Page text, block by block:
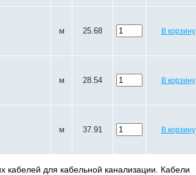
м 25.68 В корзину
м 28.54 В корзину
м 37.91 В корзину
кабелей для кабельной канализации. Кабели